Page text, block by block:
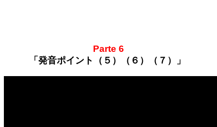
Parte 6
「発音ポイント（５）（６）（７）」